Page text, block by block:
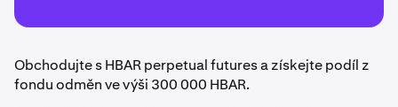
Obchodujte s HBAR perpetual futures a získejte podíl z
fondu odměn ve výši 300 000 HBAR.